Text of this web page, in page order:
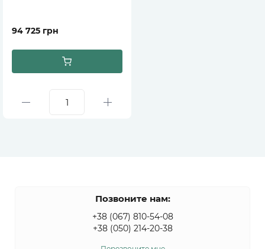
94 725 грн
Позвоните нам:
+38 (067) 810-54-08
+38 (050) 214-20-38